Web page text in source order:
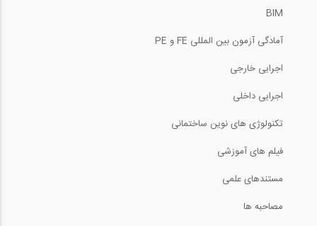
BIM
آمادگی آزمون بین المللی FE و PE
اجرایی خارجی
اجرایی داخلی
تکنولوژی های نوین ساختمانی
فیلم های آموزشی
مستندهای علمی
مصاحبه ها